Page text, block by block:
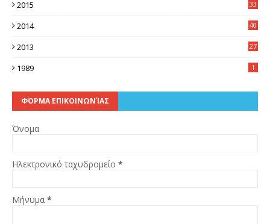
2015
33
2014
40
2013
27
1989 1
ΦΌΡΜΑ ΕΠΙΚΟΙΝΩΝΊΑΣ
Όνομα
Ηλεκτρονικό ταχυδρομείο *
Μήνυμα *